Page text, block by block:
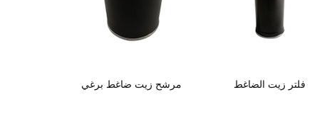
مرشح زيت ضاغط برغي فلتر زيت الضاغط